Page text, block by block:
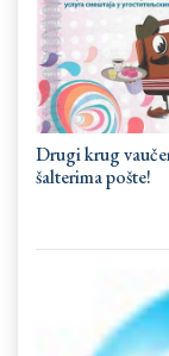
Drugi krug
šalterima pošte!